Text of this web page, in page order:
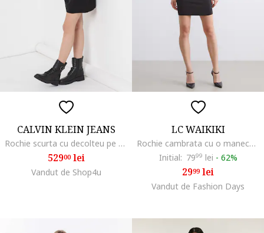
CALVIN KLEIN JEANS
Rochie scurta cu decolteu pe umeri, Negru
52900lei
Vandut de Shop4u
LC WAIKIKI
Rochie cambrata cu o maneca, Negru
Initial: 7999 lei - 62%
2999lei
Vandut de Fashion Days